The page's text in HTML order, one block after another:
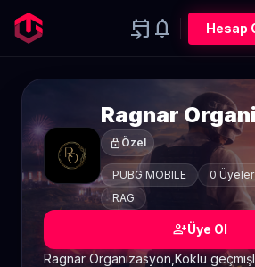
event_upcoming notifications Hesap
Ragnar
lock Özel
PUBG MOBILE 0 Üyeler
RAG
person_addÜye Ol
Ragnar Organizasyon,Köklü